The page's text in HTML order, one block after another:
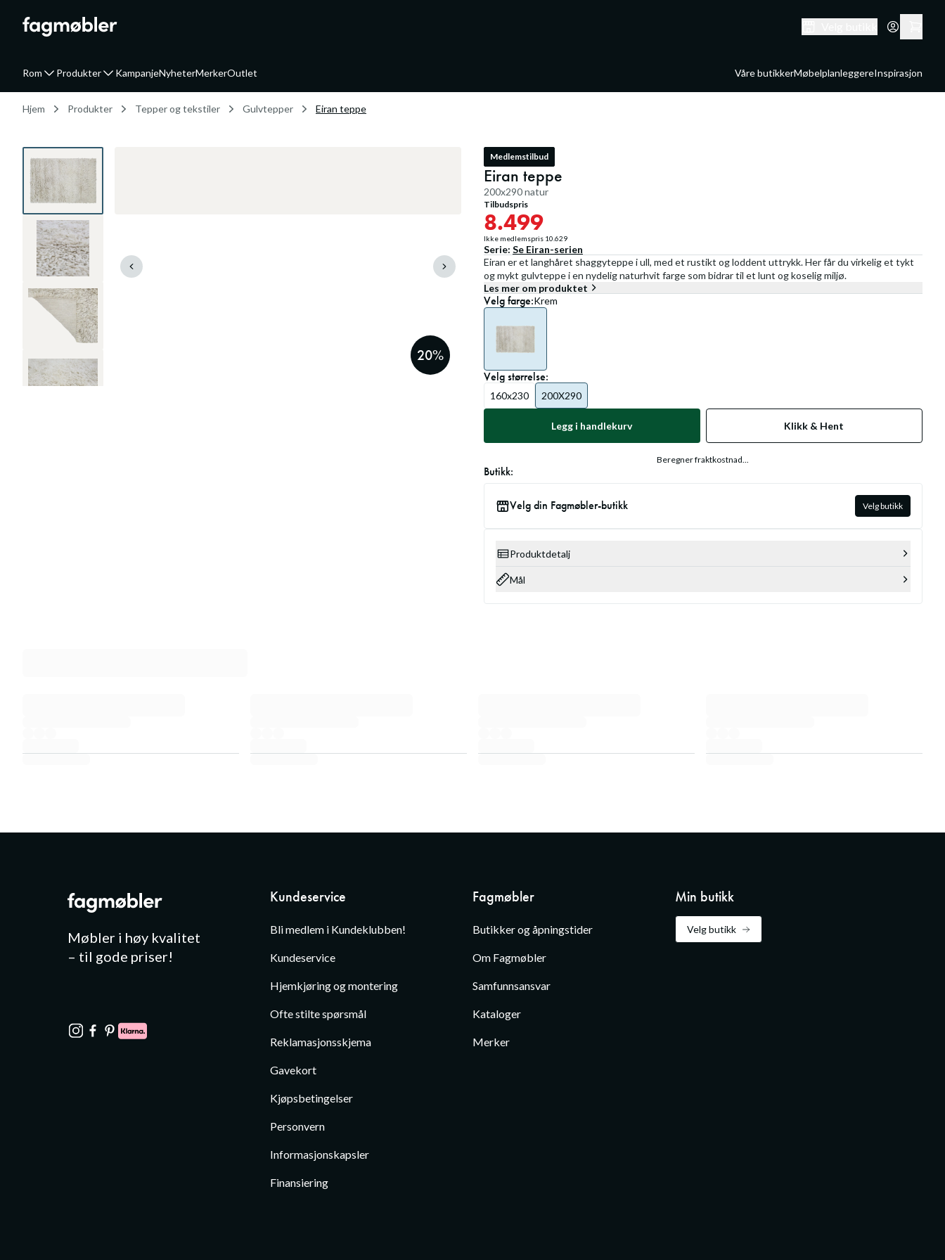
Rom Produkter KampanjeNyheterMerkerOutlet Våre butikkerMøbelplanleggereInspirasjon
Hjem Produkter Tepper og tekstiler Gulvtepper Eiran teppe
20%
Medlemstilbud
Eiran teppe
200x290 natur
Tilbudspris
8.499
Ikke medlemspris 10.629
Serie: Se Eiran-serien
Eiran er et langhåret shaggyteppe i ull, med et rustikt og loddent uttrykk. Her får du virkelig et tykt
og mykt gulvteppe i en nydelig naturhvit farge som bidrar til et lunt og koselig miljø.
Les mer om produktet
Velgfarge:Krem
Velgstørrelse:
160x230 200X290
Legg i handlekurv Klikk & Hent
Beregner fraktkostnad...
Butikk:
Velg din Fagmøbler-butikk Velg butikk
Produktdetalj
Mål
Møbler i høy kvalitet
– til gode priser!
Kundeservice
Bli medlem i Kundeklubben!
Kundeservice
Hjemkjøring og montering
Ofte stilte spørsmål
Reklamasjonsskjema
Gavekort
Kjøpsbetingelser
Personvern
Informasjonskapsler
Finansiering
Fagmøbler
Butikker og åpningstider
Om Fagmøbler
Samfunnsansvar
Kataloger
Merker
Min butikk
Velg butikk